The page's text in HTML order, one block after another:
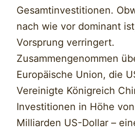
Gesamtinvestitionen.
nach wie vor dominant
Vorsprung verringert.
Zusammengenommen
Europäische Union, die
Vereinigte Königreich
Investitionen in Höhe
Milliarden US-Dollar –